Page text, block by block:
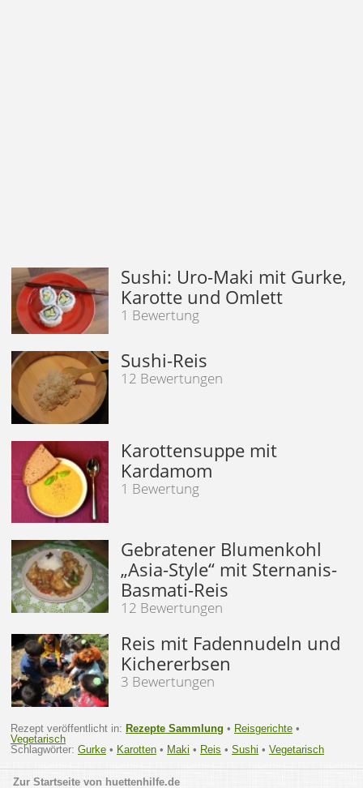
Sushi: Uro-Maki mit Gurke,
Karotte und Omlett
1 Bewertung
Sushi-Reis
12 Bewertungen
Karottensuppe mit
Kardamom
1 Bewertung
Gebratener Blumenkohl
„Asia-Style“ mit Sternanis-
Basmati-Reis
12 Bewertungen
Reis mit Fadennudeln und
Kichererbsen
3 Bewertungen
Rezept veröffentlicht in: Rezepte Sammlung • Reisgerichte •
Vegetarisch
Schlagwörter: Gurke • Karotten • Maki • Reis • Sushi • Vegetarisch
huettenhilfe.de